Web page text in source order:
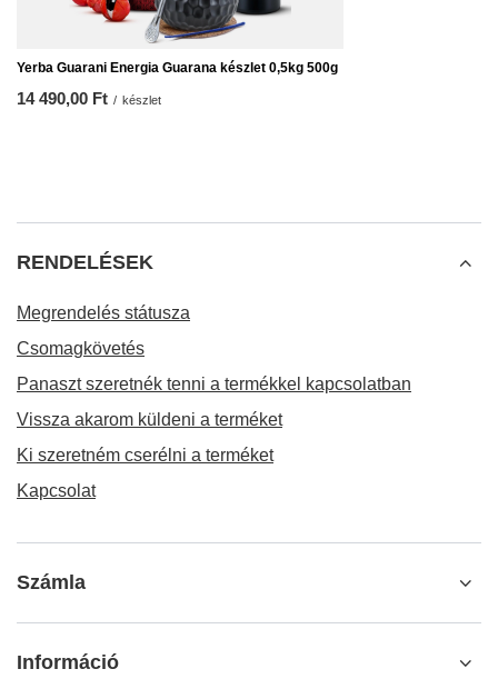
Yerba Guarani Energia Guarana készlet 0,5kg 500g
14 490,00 Ft / készlet
RENDELÉSEK
Megrendelés státusza
Csomagkövetés
Panaszt szeretnék tenni a termékkel kapcsolatban
Vissza akarom küldeni a terméket
Ki szeretném cserélni a terméket
Kapcsolat
Számla
Információ